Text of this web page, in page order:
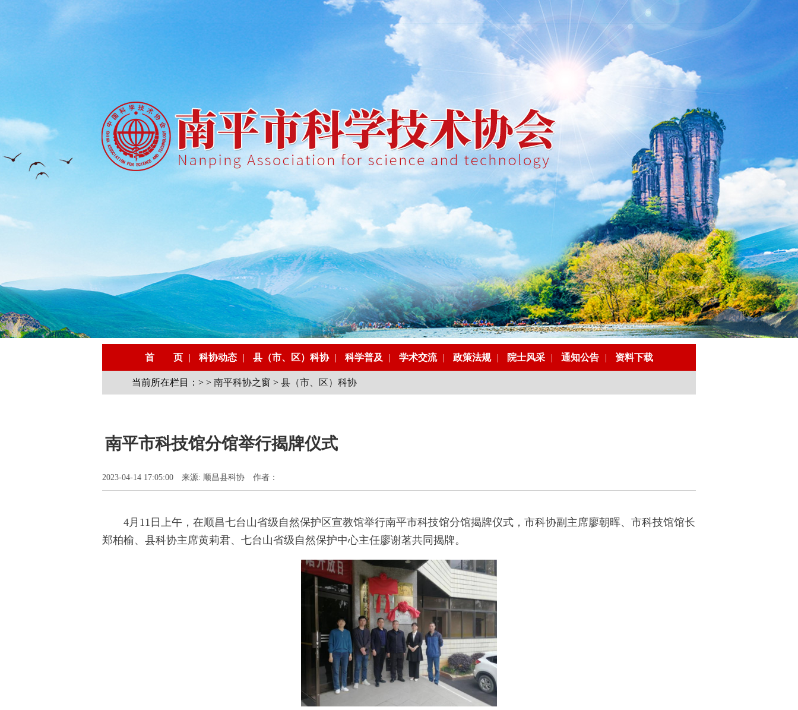
首 页 | 科协动态 | 县（市、区）科协 | 科学普及 | 学术交流 | 政策法规 | 院士风采 | 通知公告 | 资料下载
当前所在栏目：> > 南平科协之窗 > 县（市、区）科协
南平市科技馆分馆举行揭牌仪式
2023-04-14 17:05:00 来源: 顺昌县科协 作者：
4月11日上午，在顺昌七台山省级自然保护区宣教馆举行南平市科技馆分馆揭牌仪式，市科协副主席廖朝晖、市科技馆馆长
郑柏榆、县科协主席黄莉君、七台山省级自然保护中心主任廖谢茗共同揭牌。